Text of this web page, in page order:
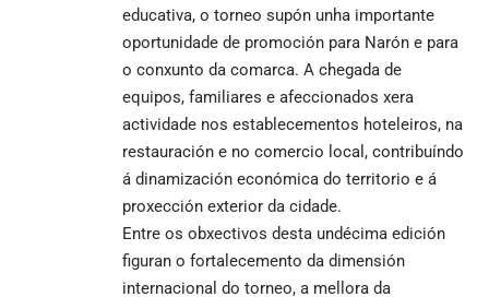
educativa, o torneo supón unha importante
oportunidade de promoción para Narón e para
o conxunto da comarca. A chegada de
equipos, familiares e afeccionados xera
actividade nos establecementos hoteleiros, na
restauración e no comercio local, contribuíndo
á dinamización económica do territorio e á
proxección exterior da cidade.
Entre os obxectivos desta undécima edición
figuran o fortalecemento da dimensión
internacional do torneo, a mellora da